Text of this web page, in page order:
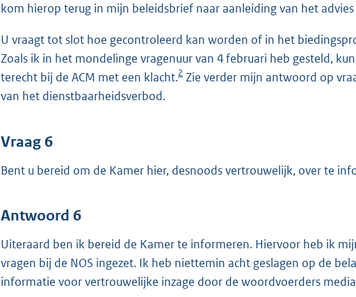
kom hierop terug in mijn beleidsbrief naar aanleiding van het advies
U vraagt tot slot hoe gecontroleerd kan worden of in het
Zoals ik in het mondelinge vragenuur van 4 februari heb gesteld,
terecht bij de ACM met een klacht.2 Zie verder mijn antwoord op
van het dienstbaarheidsverbod.
Vraag 6
Bent u bereid om de Kamer hier, desnoods vertrouwelijk, over te
Antwoord 6
Uiteraard ben ik bereid de Kamer te informeren. Hiervoor heb ik
vragen bij de NOS ingezet. Ik heb niettemin acht geslagen op de
informatie voor vertrouwelijke inzage door de woordvoerders